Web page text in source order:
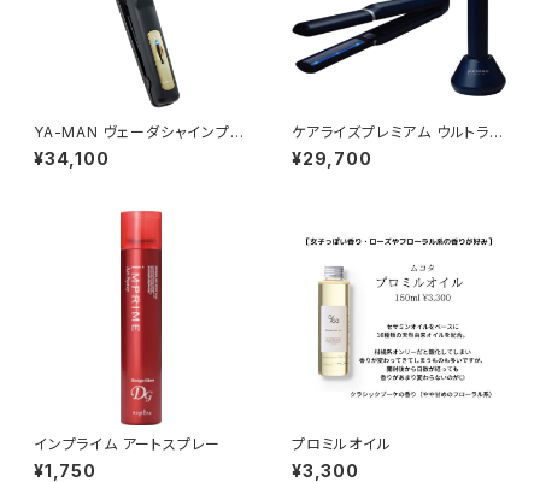
YA-MAN ヴェーダシャインプロ
BS forsalon≪超音波アイロ
ン/トリートメント浸透促進器≫
¥34,100
ケアライズプレミアム ウルトラソ
ニックヘアアイロン ≪超音波ア
イロン/トリートメント浸透促進
¥29,700
インプライム アートスプレー
¥1,750
プロミルオイル
¥3,300